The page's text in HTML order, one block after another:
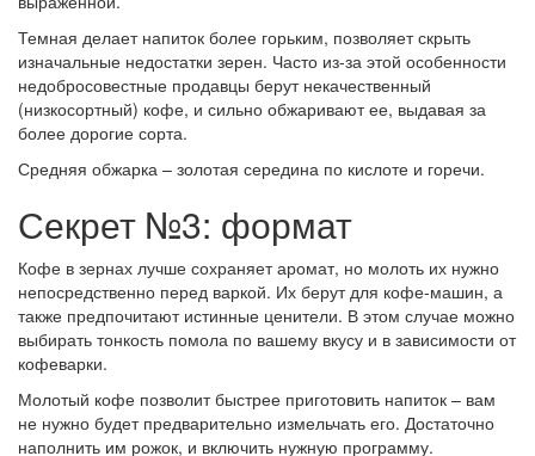
Темная делает напиток более горьким, позволяет скрыть
изначальные недостатки зерен. Часто из-за этой особенности
недобросовестные продавцы берут некачественный
(низкосортный) кофе, и сильно обжаривают ее, выдавая за
более дорогие сорта.
Средняя обжарка – золотая середина по кислоте и горечи.
Секрет №3: формат
Кофе в зернах лучше сохраняет аромат, но молоть их нужно
непосредственно перед варкой. Их берут для кофе-машин, а
также предпочитают истинные ценители. В этом случае можно
выбирать тонкость помола по вашему вкусу и в зависимости от
кофеварки.
Молотый кофе позволит быстрее приготовить напиток – вам
не нужно будет предварительно измельчать его. Достаточно
наполнить им рожок, и включить нужную программу.